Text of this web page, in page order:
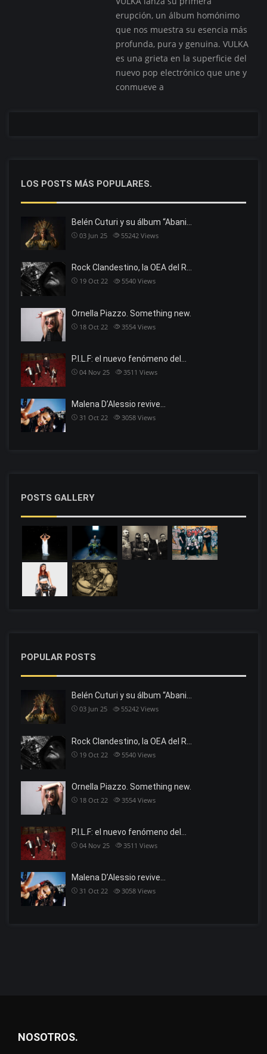
erupción, un álbum homónimo
que nos muestra su esencia más
profunda, pura y genuina. VULKA
es una grieta en la superficie del
nuevo pop electrónico que une y
conmueve a
LOS POSTS MÁS POPULARES.
Belén Cuturi y su álbum “Abani…
03 Jun 25 55242 Views
Rock Clandestino, la OEA del R…
19 Oct 22 5540 Views
Ornella Piazzo. Something new.
18 Oct 22 3554 Views
P.I.L.F: el nuevo fenómeno del…
04 Nov 25 3511 Views
Malena D’Alessio revive…
31 Oct 22 3058 Views
POSTS GALLERY
POPULAR POSTS
Belén Cuturi y su álbum “Abani…
03 Jun 25 55242 Views
Rock Clandestino, la OEA del R…
19 Oct 22 5540 Views
Ornella Piazzo. Something new.
18 Oct 22 3554 Views
P.I.L.F: el nuevo fenómeno del…
04 Nov 25 3511 Views
Malena D’Alessio revive…
31 Oct 22 3058 Views
NOSOTROS.